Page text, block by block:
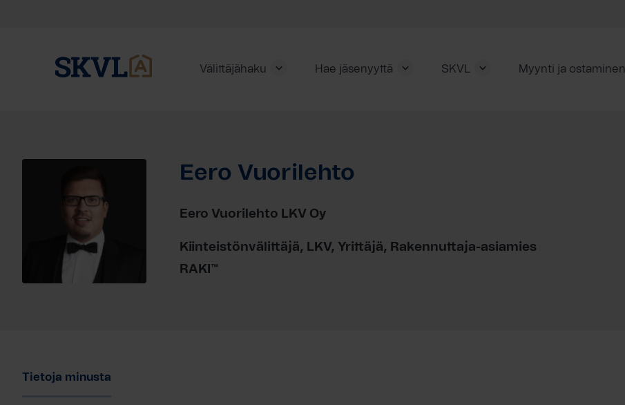
Välittäjähaku Hae jäsenyyttä SKVL Myynti ja ostaminen
Eero Vuorilehto
Eero Vuorilehto LKV Oy
Kiinteistönvälittäjä, LKV, Yrittäjä, Rakennuttaja-asiamies
RAKI™
Tietoja minusta